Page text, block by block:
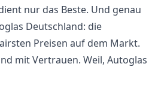
nur das Beste. Und genau
Deutschland: die
Preisen auf dem Markt.
mit Vertrauen. Weil, Autoglas